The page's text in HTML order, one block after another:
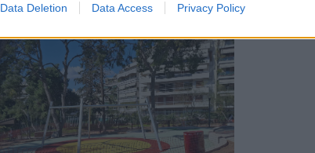
Data Deletion Data Access Privacy Policy